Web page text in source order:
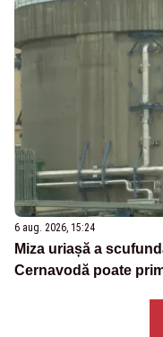
6 aug. 2026, 15:24
Miza uriașă a
Cernavodă poate